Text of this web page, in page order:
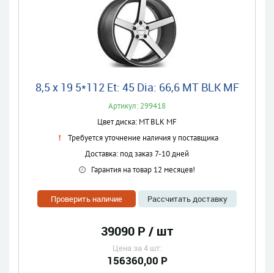
8,5 x 19 5*112 Et: 45 Dia: 66,6 MT BLK MF
Артикул: 299418
Цвет диска: MT BLK MF
Требуется уточнение наличия у поставщика
Доставка: под заказ 7-10 дней
Гарантия на товар 12 месяцев!
Проверить наличие Рассчитать доставку
39090 Р / шт
Цена за 4 шт:
156360,00 Р